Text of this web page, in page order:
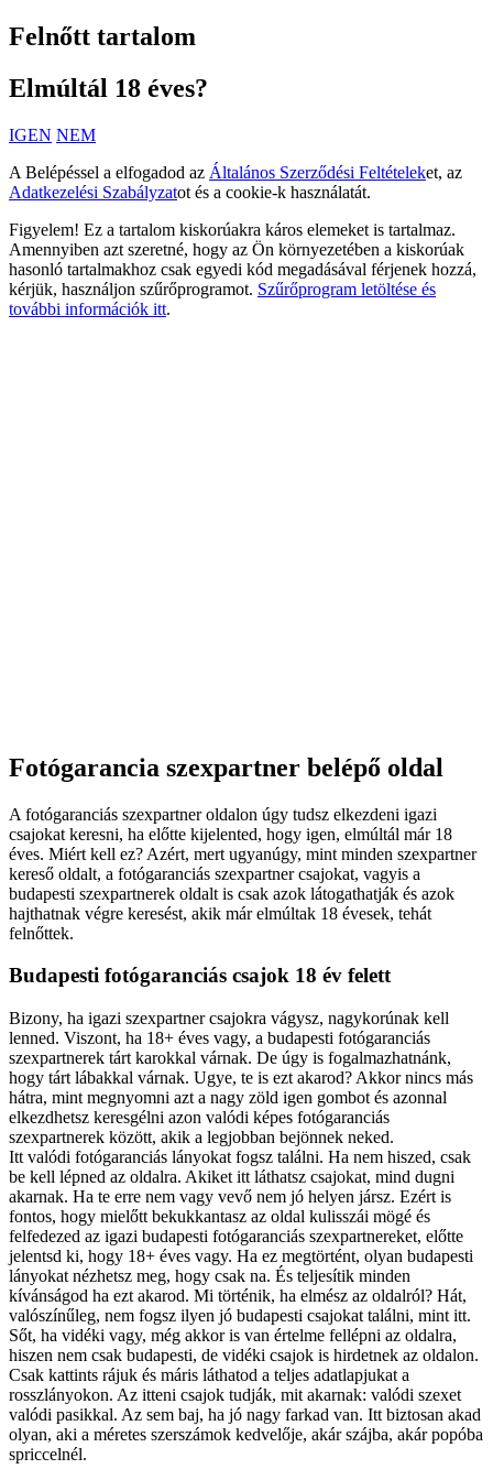
Felnőtt tartalom
Elmúltál 18 éves?
IGEN NEM
A Belépéssel a elfogadod az Általános Szerződési Feltételeket, az
Adatkezelési Szabályzatot és a cookie-k használatát.
Figyelem! Ez a tartalom kiskorúakra káros elemeket is tartalmaz.
Amennyiben azt szeretné, hogy az Ön környezetében a kiskorúak
hasonló tartalmakhoz csak egyedi kód megadásával férjenek hozzá,
kérjük, használjon szűrőprogramot. Szűrőprogram letöltése és
további információk itt.
Fotógarancia szexpartner belépő oldal
A fotógaranciás szexpartner oldalon úgy tudsz elkezdeni igazi
csajokat keresni, ha előtte kijelented, hogy igen, elmúltál már 18
éves. Miért kell ez? Azért, mert ugyanúgy, mint minden szexpartner
kereső oldalt, a fotógaranciás szexpartner csajokat, vagyis a
budapesti szexpartnerek oldalt is csak azok látogathatják és azok
hajthatnak végre keresést, akik már elmúltak 18 évesek, tehát
felnőttek.
Budapesti fotógaranciás csajok 18 év felett
Bizony, ha igazi szexpartner csajokra vágysz, nagykorúnak kell
lenned. Viszont, ha 18+ éves vagy, a budapesti fotógaranciás
szexpartnerek tárt karokkal várnak. De úgy is fogalmazhatnánk,
hogy tárt lábakkal várnak. Ugye, te is ezt akarod? Akkor nincs más
hátra, mint megnyomni azt a nagy zöld igen gombot és azonnal
elkezdhetsz keresgélni azon valódi képes fotógaranciás
szexpartnerek között, akik a legjobban bejönnek neked.
Itt valódi fotógaranciás lányokat fogsz találni. Ha nem hiszed, csak
be kell lépned az oldalra. Akiket itt láthatsz csajokat, mind dugni
akarnak. Ha te erre nem vagy vevő nem jó helyen jársz. Ezért is
fontos, hogy mielőtt bekukkantasz az oldal kulisszái mögé és
felfedezed az igazi budapesti fotógaranciás szexpartnereket, előtte
jelentsd ki, hogy 18+ éves vagy. Ha ez megtörtént, olyan budapesti
lányokat nézhetsz meg, hogy csak na. És teljesítik minden
kívánságod ha ezt akarod. Mi történik, ha elmész az oldalról? Hát,
valószínűleg, nem fogsz ilyen jó budapesti csajokat találni, mint itt.
Sőt, ha vidéki vagy, még akkor is van értelme fellépni az oldalra,
hiszen nem csak budapesti, de vidéki csajok is hirdetnek az oldalon.
Csak kattints rájuk és máris láthatod a teljes adatlapjukat a
rosszlányokon. Az itteni csajok tudják, mit akarnak: valódi szexet
valódi pasikkal. Az sem baj, ha jó nagy farkad van. Itt biztosan akad
olyan, aki a méretes szerszámok kedvelője, akár szájba, akár popóba
spriccelnél.